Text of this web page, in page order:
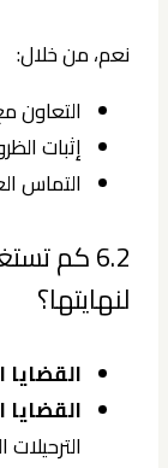
نعم، من خلال:
التعاون
إثبات
التماس
6.2 كم
لنهايتها؟